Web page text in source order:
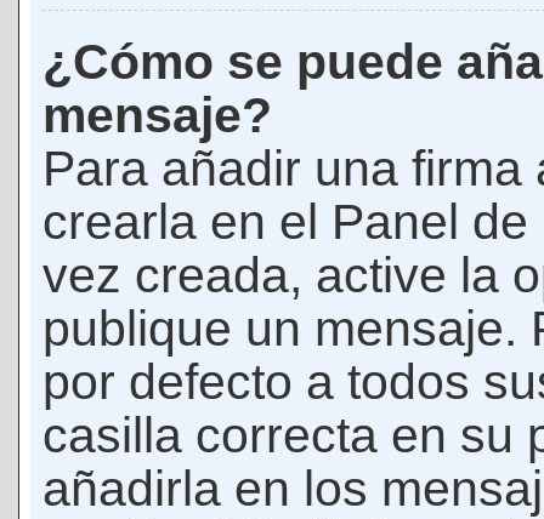
¿Cómo se puede
mensaje?
Para añadir una
crearla en el Panel
vez creada, active la
publique un mensaje.
por defecto a todos
casilla correcta en su
añadirla en los